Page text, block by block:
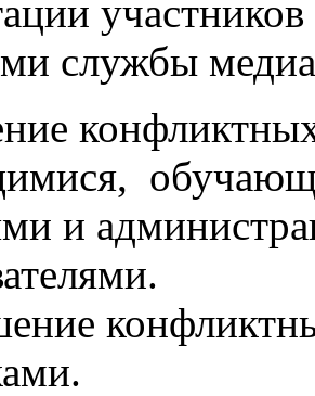
службы
и